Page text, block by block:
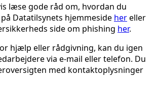
læse gode råd om, hvordan du
Datatilsynets hjemmeside hereller
side om phishing her.
hjælp eller rådgivning, kan du igen
via e-mail eller telefon. Du
med kontaktoplysninger